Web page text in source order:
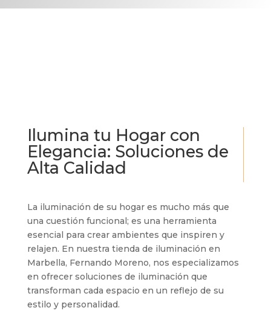
Ilumina tu Hogar con
Elegancia: Soluciones de
Alta Calidad
La iluminación de su hogar es mucho más que
una cuestión funcional; es una herramienta
esencial para crear ambientes que inspiren y
relajen. En nuestra tienda de iluminación en
Marbella, Fernando Moreno, nos especializamos
en ofrecer soluciones de iluminación que
transforman cada espacio en un reflejo de su
estilo y personalidad.